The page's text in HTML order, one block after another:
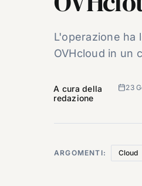
L'operazione ha
OVHcloud in un
A cura della
redazione
23
ARGOMENTI: Cloud